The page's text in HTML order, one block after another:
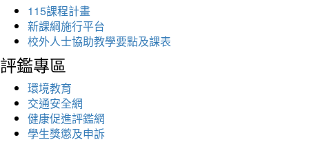
115課程計畫
新課綱施行平台
校外人士協助教學要點及課表
評鑑專區
環境教育
交通安全網
健康促進評鑑網
學生獎懲及申訴